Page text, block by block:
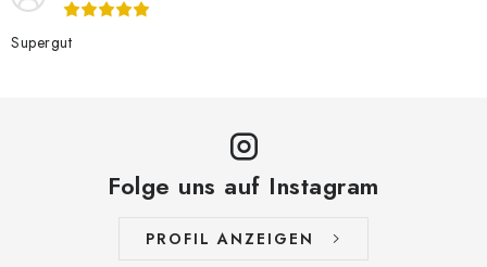
Supergut
Folge uns auf Instagram
PROFIL ANZEIGEN